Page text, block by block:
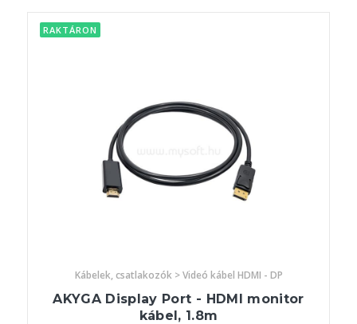
RAKTÁRON
Kábelek, csatlakozók > Videó kábel HDMI - DP
AKYGA Display Port - HDMI monitor
kábel, 1.8m